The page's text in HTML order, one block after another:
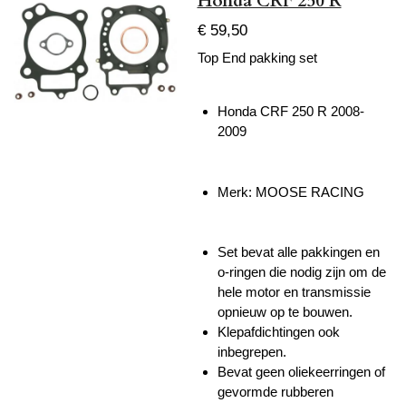
€ 59,50
Top End pakking set
Honda CRF 250 R 2008-
2009
Merk: MOOSE RACING
Set bevat alle pakkingen en
o-ringen die nodig zijn om de
hele motor en transmissie
opnieuw op te bouwen.
Klepafdichtingen ook
inbegrepen.
Bevat geen oliekeerringen of
gevormde rubberen